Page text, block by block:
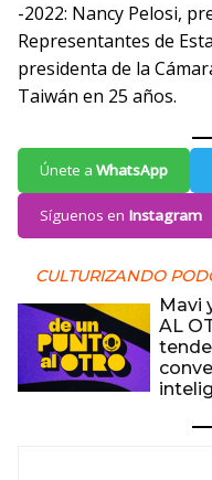
-2022: Nancy Pelosi,
Representantes de
presidenta de la
Taiwán en 25 años.
Únete a WhatsApp
Síguenos en Instagram
CULTURIZANDO
Mavi
AL